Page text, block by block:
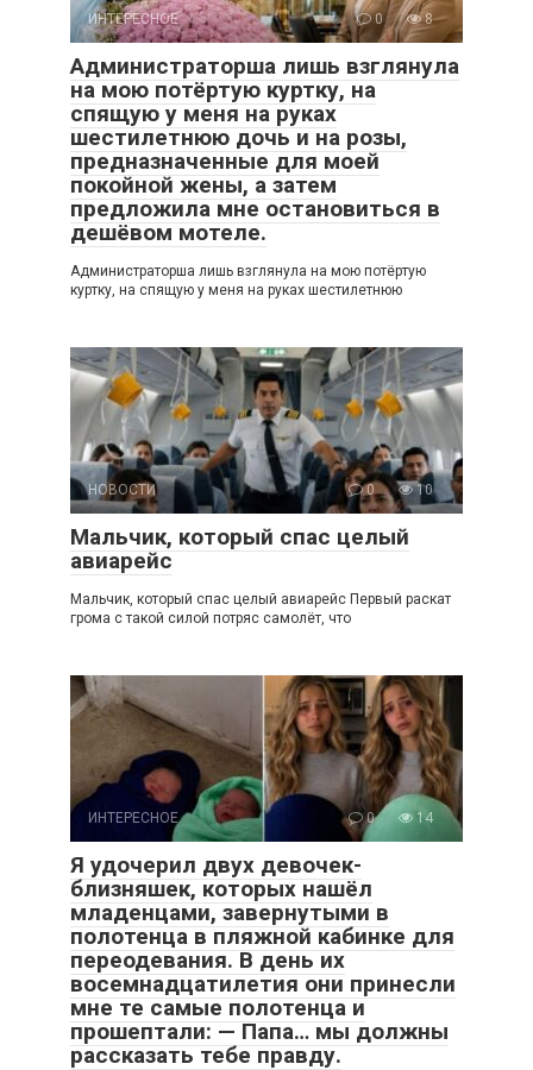
ИНТЕРЕСНОЕ 0 8
Администраторша лишь взглянула
на мою потёртую куртку, на
спящую у меня на руках
шестилетнюю дочь и на розы,
предназначенные для моей
покойной жены, а затем
предложила мне остановиться в
дешёвом мотеле.
Администраторша лишь взглянула на мою потёртую
куртку, на спящую у меня на руках шестилетнюю
НОВОСТИ 0 10
Мальчик, который спас целый
авиарейс
Мальчик, который спас целый авиарейс Первый раскат
грома с такой силой потряс самолёт, что
ИНТЕРЕСНОЕ 0 14
Я удочерил двух девочек-
близняшек, которых нашёл
младенцами, завернутыми в
полотенца в пляжной кабинке для
переодевания. В день их
восемнадцатилетия они принесли
мне те самые полотенца и
прошептали: — Папа… мы должны
рассказать тебе правду.